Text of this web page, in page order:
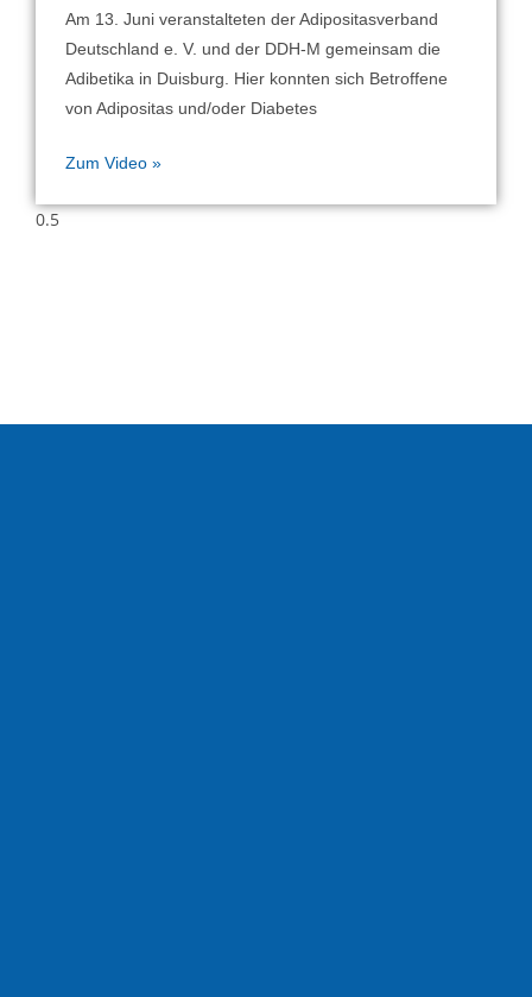
Am 13. Juni veranstalteten der Adipositasverband
Deutschland e. V. und der DDH-M gemeinsam die
Adibetika in Duisburg. Hier konnten sich Betroffene
von Adipositas und/oder Diabetes
Zum Video »